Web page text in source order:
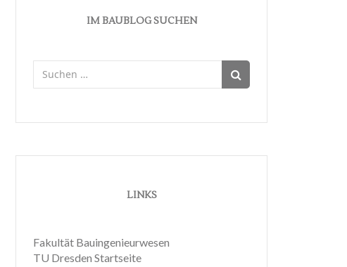
IM BAUBLOG SUCHEN
nach:
LINKS
Fakultät Bauingenieurwesen
TU Dresden Startseite